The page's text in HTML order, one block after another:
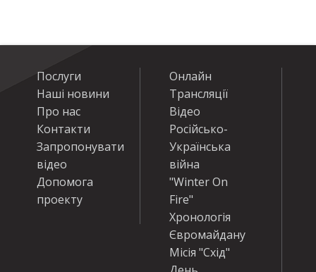
Послуги
Наші новини
Про нас
Контакти
Запропонувати
відео
Допомога
проекту
Онлайн
Трансляції
Відео
Російсько-
Українська
війна
"Winter On
Fire"
Хронологія
Євромайдану
Місія "Схід"